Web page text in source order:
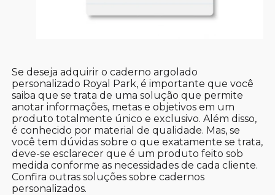
Se deseja adquirir o caderno argolado
personalizado Royal Park, é importante que você
saiba que se trata de uma solução que permite
anotar informações, metas e objetivos em um
produto totalmente único e exclusivo. Além disso,
é conhecido por material de qualidade. Mas, se
você tem dúvidas sobre o que exatamente se trata,
deve-se esclarecer que é um produto feito sob
medida conforme as necessidades de cada cliente.
Confira outras soluções sobre cadernos
personalizados.